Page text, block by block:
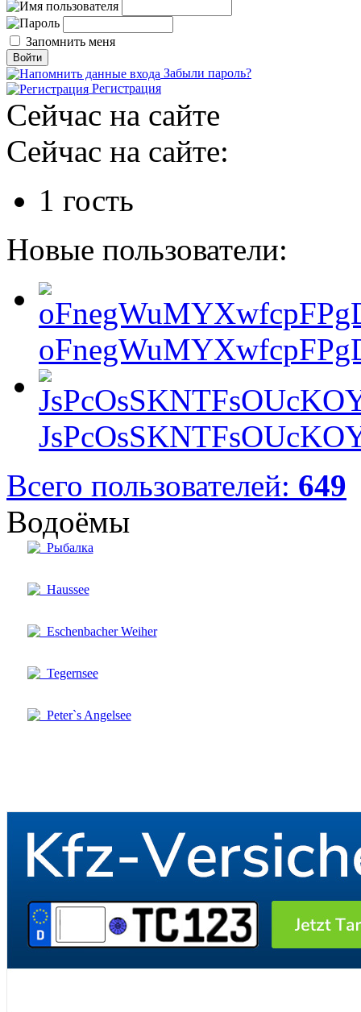
Запомнить меня
Забыли пароль?
Регистрация
Сейчас на сайте
Сейчас на сайте:
1 гость
Новые пользователи:
Всего пользователей: 649
Водоёмы
Рыбалка
Haussee
Eschenbacher Weiher
Tegernsee
Peter`s Angelsee